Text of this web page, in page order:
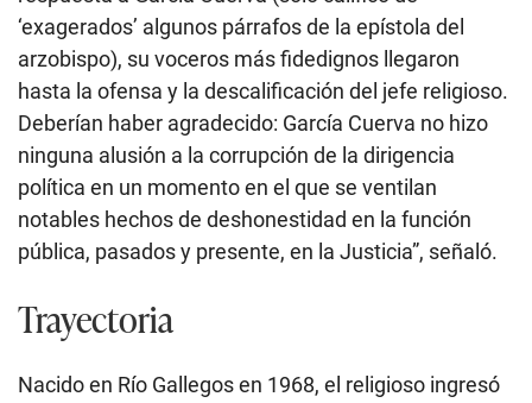
‘exagerados’ algunos párrafos de la epístola del
arzobispo), su voceros más fidedignos llegaron
hasta la ofensa y la descalificación del jefe religioso.
Deberían haber agradecido: García Cuerva no hizo
ninguna alusión a la corrupción de la dirigencia
política en un momento en el que se ventilan
notables hechos de deshonestidad en la función
pública, pasados y presente, en la Justicia”, señaló.
Trayectoria
Nacido en Río Gallegos en 1968, el religioso ingresó